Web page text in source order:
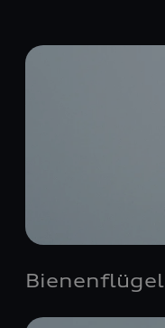
Bienenflügel